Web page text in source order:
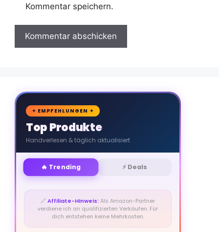
Kommentar speichern.
🛒
✦ EMPFEHLUNGEN ✦
Top Produkte
Handverlesen & täglich aktualisiert
🔥 Trending ⚡ Deals
🔗Affiliate-Hinweis:Als Amazon-Partner
verdiene ich an qualifizierten Verkäufen. Für
dich entstehen keine Mehrkosten.